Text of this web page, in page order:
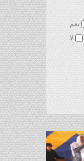
نعم
لا